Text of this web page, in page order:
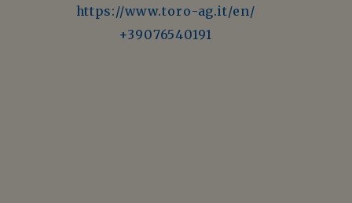
https://www.toro-ag.it/en/
+39076540191